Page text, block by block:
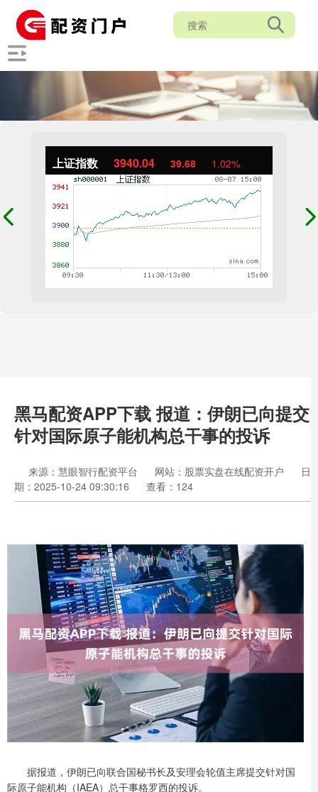
上证指数 3940.04 39.68 1.02%
黑马配资APP下载 报道：伊朗已向提交
针对国际原子能机构总干事的投诉
来源：慧眼智行配资平台 网站：股票实盘在线配资开户
日
期：2025-10-24 09:30:16
查看：124
据报道，伊朗已向联合国秘书长及安理会轮值主席提交针对国
际原子能机构（IAEA）总干事格罗西的投诉。